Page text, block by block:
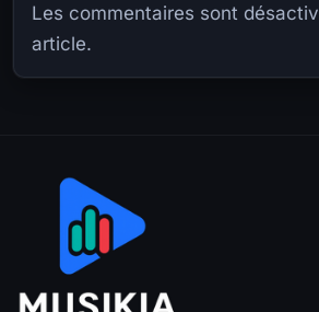
Les commentaires sont
article.